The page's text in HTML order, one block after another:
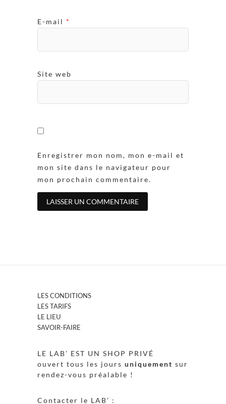
E-mail *
Site web
Enregistrer mon nom, mon e-mail et
mon site dans le navigateur pour
mon prochain commentaire.
LES CONDITIONS
LES TARIFS
LE LIEU
SAVOIR-FAIRE
LE LAB’ EST UN SHOP PRIVÉ
ouvert tous les jours uniquement sur
rendez-vous préalable !
Contacter le LAB’ :